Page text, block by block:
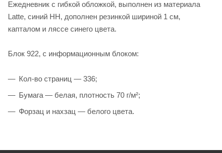
Ежедневник с гибкой обложкой, выполнен из материала
Latte, синий НН, дополнен резинкой шириной 1 см,
капталом и ляссе синего цвета.
Блок 922, с информационным блоком:
Кол-во страниц — 336;
Бумага — белая, плотность 70 г/м²;
Форзац и нахзац — белого цвета.